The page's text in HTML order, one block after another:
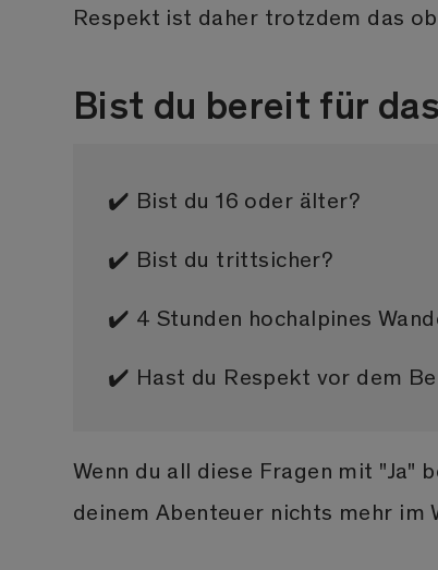
Respekt ist daher trotzdem das
Bist du bereit für
✔️ Bist du 16 oder älter?
✔️ Bist du trittsicher?
✔️ 4 Stunden hochalpines
✔️ Hast du Respekt vor dem
Wenn du all diese Fragen mit "Ja"
deinem Abenteuer nichts mehr im